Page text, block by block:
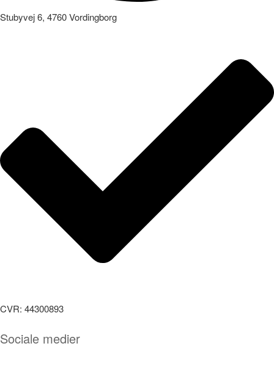
Stubyvej 6, 4760 Vordingborg
CVR: 44300893
Sociale medier